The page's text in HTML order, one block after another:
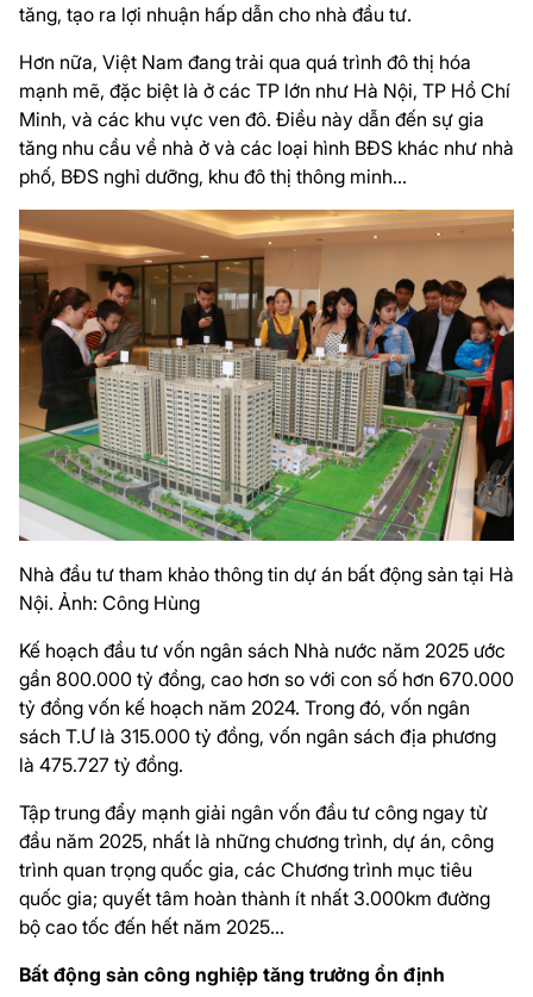
tăng, tạo ra lợi nhuận hấp dẫn cho nhà đầu tư.
Hơn nữa, Việt Nam đang trải qua quá trình đô thị hóa
mạnh mẽ, đặc biệt là ở các TP lớn như Hà Nội, TP Hồ Chí
Minh, và các khu vực ven đô. Điều này dẫn đến sự gia
tăng nhu cầu về nhà ở và các loại hình BĐS khác như nhà
phố, BĐS nghỉ dưỡng, khu đô thị thông minh...
Nhà đầu tư tham khảo thông tin dự án bất động sản tại Hà
Nội. Ảnh: Công Hùng
Kế hoạch đầu tư vốn ngân sách Nhà nước năm 2025 ước
gần 800.000 tỷ đồng, cao hơn so với con số hơn 670.000
tỷ đồng vốn kế hoạch năm 2024. Trong đó, vốn ngân
sách T.Ư là 315.000 tỷ đồng, vốn ngân sách địa phương
là 475.727 tỷ đồng.
Tập trung đẩy mạnh giải ngân vốn đầu tư công ngay từ
đầu năm 2025, nhất là những chương trình, dự án, công
trình quan trọng quốc gia, các Chương trình mục tiêu
quốc gia; quyết tâm hoàn thành ít nhất 3.000km đường
bộ cao tốc đến hết năm 2025...
Bất động sản công nghiệp tăng trưởng ổn định